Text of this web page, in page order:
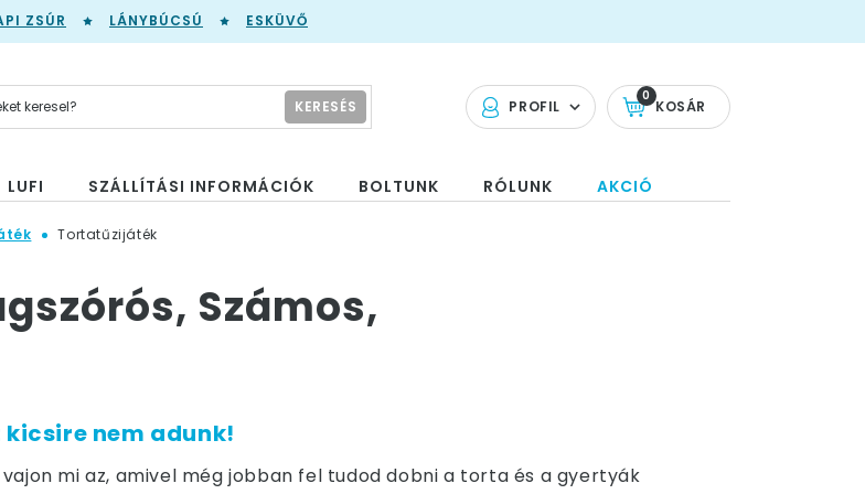
ZSÚR LÁNYBÚCSÚ ESKÜVŐ
PROFIL KOSÁR
0
KERESÉS
LUFI SZÁLLÍTÁSI INFORMÁCIÓK BOLTUNK RÓLUNK AKCIÓ
Tortatűzijáték
Számos,
nem adunk!
mi az, amivel még jobban fel tudod dobni a torta és a gyertyák